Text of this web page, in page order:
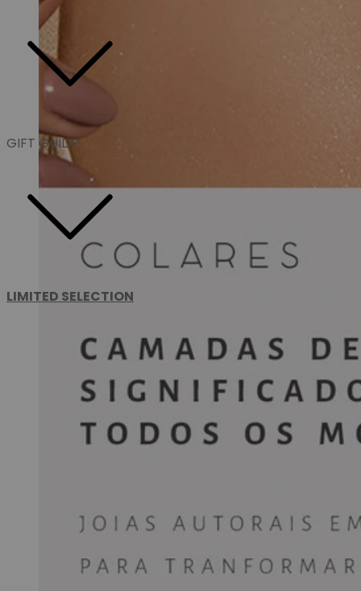
GIFT GUIDE
LIMITED SELECTION